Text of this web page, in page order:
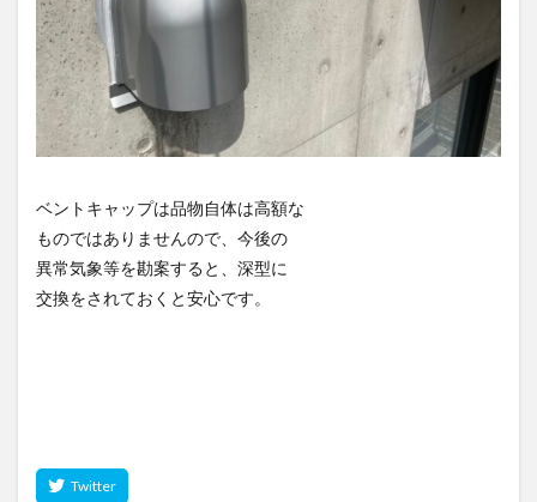
ベントキャップは品物自体は高額な
ものではありませんので、今後の
異常気象等を勘案すると、深型に
交換をされておくと安心です。